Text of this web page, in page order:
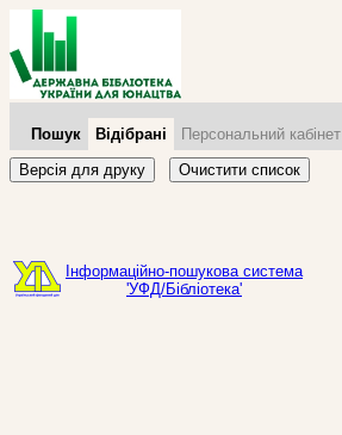
Пошук Відібрані
Персональний кабінет
Версія для друку
Очистити список
Інформаційно-пошукова система
'УФД/Бібліотека'